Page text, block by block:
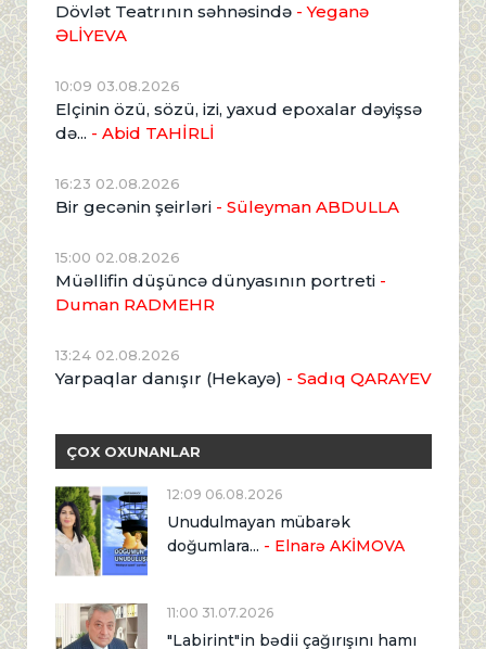
Dövlət Teatrının səhnəsində - Yeganə
ƏLİYEVA
10:09 03.08.2026
Elçinin özü, sözü, izi, yaxud epoxalar dəyişsə
də... - Abid TAHİRLİ
16:23 02.08.2026
Bir gecənin şeirləri - Süleyman ABDULLA
15:00 02.08.2026
Müəllifin düşüncə dünyasının portreti -
Duman RADMEHR
13:24 02.08.2026
Yarpaqlar danışır (Hekayə) - Sadıq QARAYEV
ÇOX OXUNANLAR
12:09 06.08.2026
Unudulmayan mübarək
doğumlara... - Elnarə AKİMOVA
11:00 31.07.2026
"Labirint"in bədii çağırışını hamı